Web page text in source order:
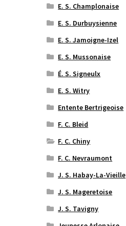
E. S. Champlonaise
E. S. Durbuysienne
E. S. Jamoigne-Izel
E. S. Mussonaise
É. S. Signeulx
E. S. Witry
Entente Bertrigeoise
F. C. Bleid
F. C. Chiny
F. C. Nevraumont
J. S. Habay-La-Vieille
J. S. Mageretoise
J. S. Tavigny